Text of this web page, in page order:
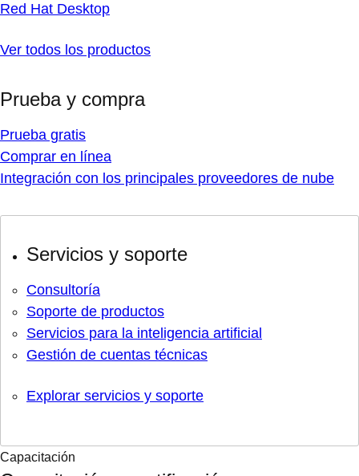
Red Hat Desktop
Ver todos los productos
Prueba y compra
Prueba gratis
Comprar en línea
Integración con los principales proveedores de nube
Servicios y soporte
Consultoría
Soporte de productos
Servicios para la inteligencia artificial
Gestión de cuentas técnicas
Explorar servicios y soporte
Capacitación